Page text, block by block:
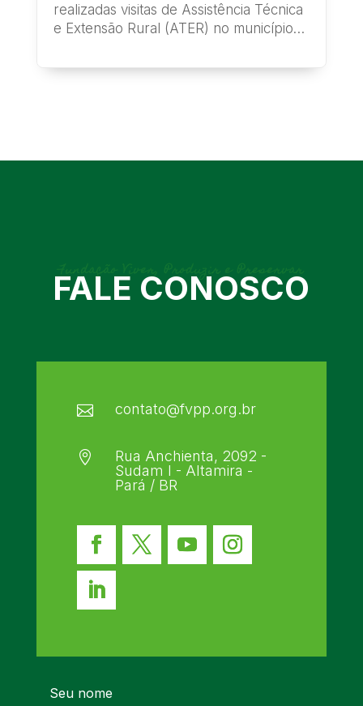
realizadas visitas de Assistência Técnica
e Extensão Rural (ATER) no município
Fundação Viver, Produzir e Preservar
FALE CONOSCO
 contato@fvpp.org.br

Rua Anchienta, 2092 -
Sudam I - Altamira -
Pará / BR